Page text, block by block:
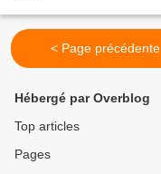
< Page précédente
Hébergé par Overblog
Top articles
Pages